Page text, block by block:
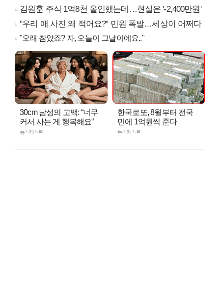
김원훈 주식 1억8천 올인했는데…현실은 '-2,400만원'
"우리 애 사진 왜 적어요?" 민원 폭발…세상이 어쩌다
"오래 참았죠? 자, 오늘이 그날이에요.."
30cm 남성의 고백: “너무
커서 사는 게 행복해요”
뉴스캐스트
한국로또, 8월부터 전국
민에 1억원씩 준다
뉴스캐스트